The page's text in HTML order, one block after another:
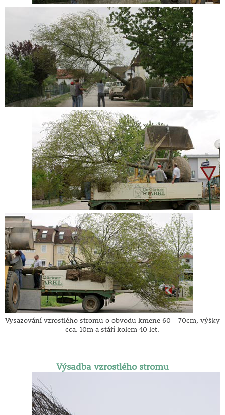
Vysazování vzrostlého stromu o obvodu kmene 60 - 70cm, výšky
cca. 10m a stáří kolem 40 let.
Výsadba vzrostlého stromu